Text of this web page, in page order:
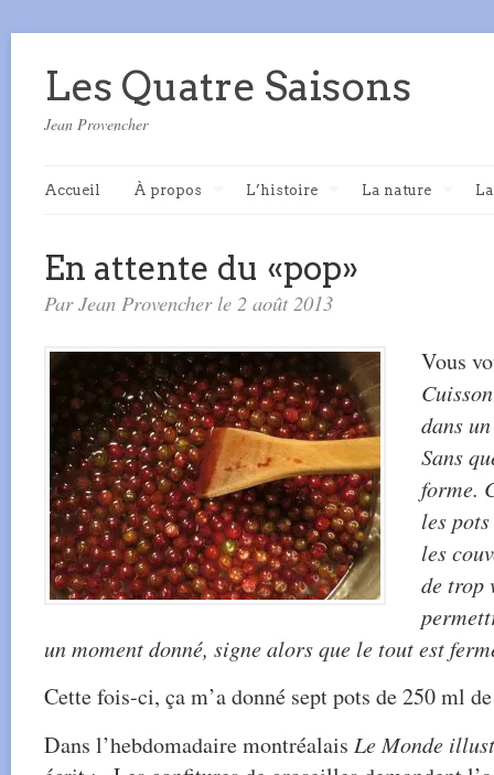
Les Quatre Saisons
Jean Provencher
Accueil À propos L’histoire La nature
En attente du «pop»
Par Jean Provencher le 2 août 2013
Vous
dans
Sans
forme.
les
les
de trop
un moment donné, signe alors que le tout est
Cette fois-ci, ça m’a donné sept pots de 250 ml
Dans l’hebdomadaire montréalais Le Monde